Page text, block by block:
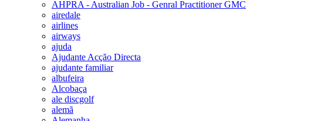
AHPRA - Australian Job - Genral Practitioner GMC
airedale
airlines
airways
ajuda
Ajudante Acção Directa
ajudante familiar
albufeira
Alcobaça
ale discgolf
alemã